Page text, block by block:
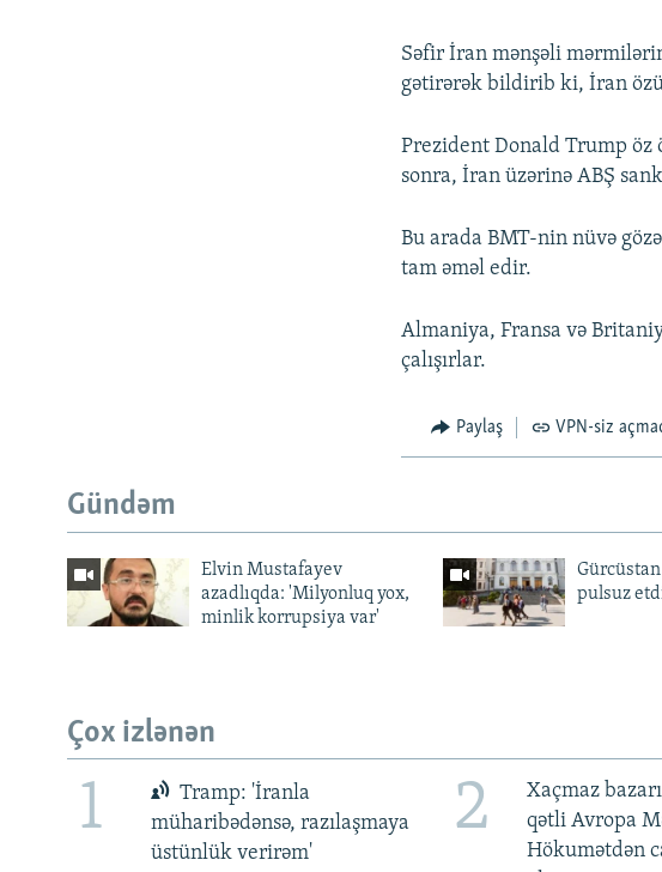
Səfir İran mənşəli
gətirərək bildirib ki, İran
Prezident Donald Trump öz
sonra, İran üzərinə ABŞ
Bu arada BMT-nin nüvə
tam əməl edir.
Almaniya, Fransa və
çalışırlar.
Paylaş VPN-siz
Gündəm
Elvin Mustafayev
azadlıqda: 'Milyonluq yox,
minlik korrupsiya var'
pulsuz
Çox izlənən
1
Tramp: 'İranla
müharibədənsə, razılaşmaya
üstünlük verirəm'
2
Xaçmaz
qətli Avropa
Hökumətdən